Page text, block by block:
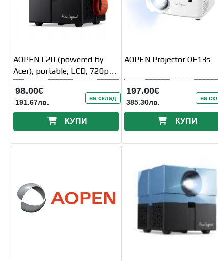
AOPEN L20 (powered by
Acer), portable, LCD, 720p
(1280x720), 5500 LED Lm
(135
98.00€
191.67лв. на склад
КУПИ
AOPEN Projector QF13s
197.00€
385.30лв. на
КУПИ